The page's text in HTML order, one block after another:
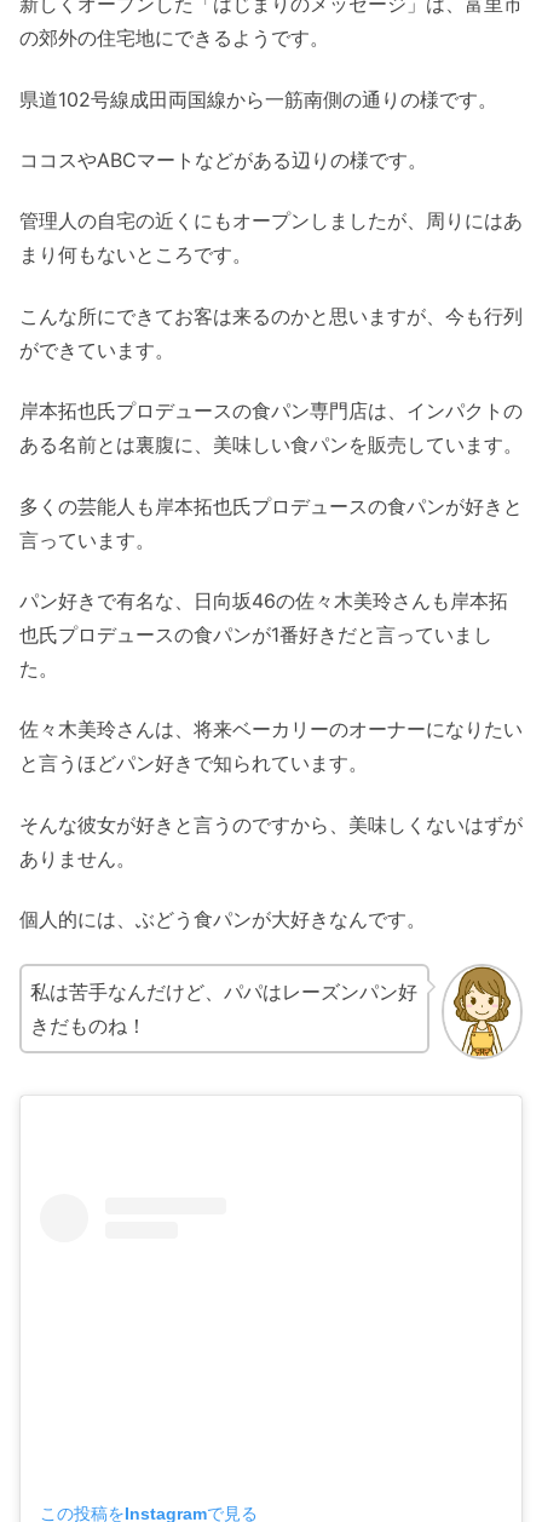
の郊外の住宅地にできるようです。
県道102号線成田両国線から一筋南側の通りの様です。
ココスやABCマートなどがある辺りの様です。
管理人の自宅の近くにもオープンしましたが、周りにはあ
まり何もないところです。
こんな所にできてお客は来るのかと思いますが、今も行列
ができています。
岸本拓也氏プロデュースの食パン専門店は、インパクトの
ある名前とは裏腹に、美味しい食パンを販売しています。
多くの芸能人も岸本拓也氏プロデュースの食パンが好きと
言っています。
パン好きで有名な、日向坂46の佐々木美玲さんも岸本拓
也氏プロデュースの食パンが1番好きだと言っていまし
た。
佐々木美玲さんは、将来ベーカリーのオーナーになりたい
と言うほどパン好きで知られています。
そんな彼女が好きと言うのですから、美味しくないはずが
ありません。
個人的には、ぶどう食パンが大好きなんです。
私は苦手なんだけど、パパはレーズンパン好
きだものね！
この投稿をInstagramで見る